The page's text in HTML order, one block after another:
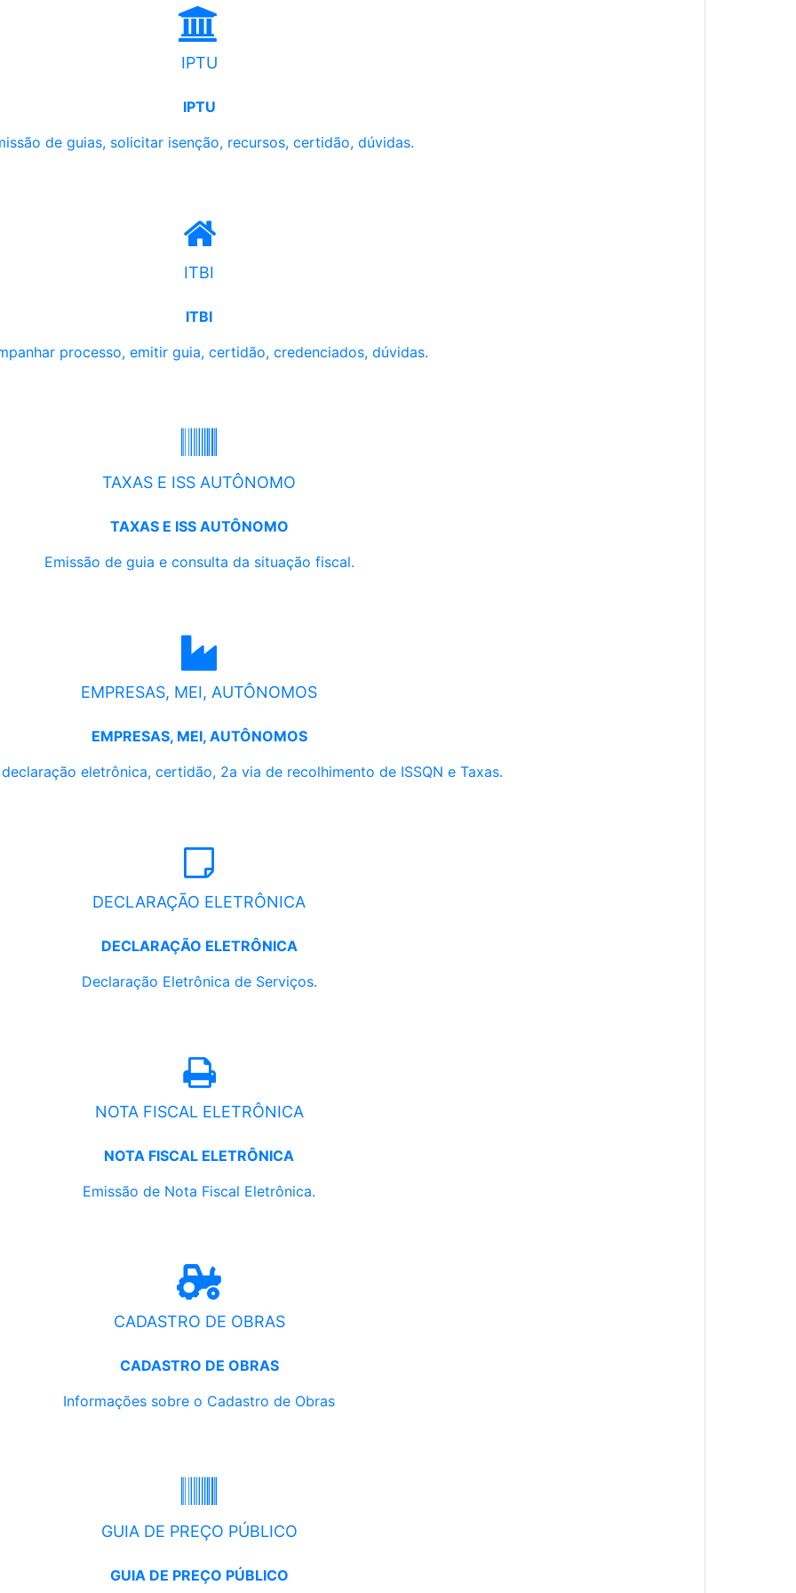
IPTU
IPTU
de guias, solicitar isenção, recursos, certidão, dúvidas.
ITBI
ITBI
processo, emitir guia, certidão, credenciados, dúvidas.
TAXAS E ISS AUTÔNOMO
TAXAS E ISS AUTÔNOMO
Emissão de guia e consulta da situação fiscal.
EMPRESAS, MEI, AUTÔNOMOS
EMPRESAS, MEI, AUTÔNOMOS
eletrônica, certidão, 2a via de recolhimento de ISSQN e Taxas.
DECLARAÇÃO ELETRÔNICA
DECLARAÇÃO ELETRÔNICA
Declaração Eletrônica de Serviços.
NOTA FISCAL ELETRÔNICA
NOTA FISCAL ELETRÔNICA
Emissão de Nota Fiscal Eletrônica.
CADASTRO DE OBRAS
CADASTRO DE OBRAS
Informações sobre o Cadastro de Obras
GUIA DE PREÇO PÚBLICO
GUIA DE PREÇO PÚBLICO